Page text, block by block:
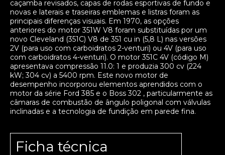
caçamba revisados, capas de rodas esportivas de fundo e
novas e laterais e traseiras emblemas e listras foram as
principais diferenças visuais. Em 1970, as opções
anteriores do motor 351W V8 foram substituídas por um
novo Cleveland (351C) V8 de 351 cu in (5,8 L) nas versões
2V (para uso com carboidratos 2-venturi) ou 4V (para uso
com carboidratos 4-venturi). O motor 351C 4V (código M)
apresentava compressão 11.0: 1 e produzia 300 cv (224
kW; 304 cv) a 5400 rpm. Este novo motor de
desempenho incorporou elementos aprendidos com o
motor da série Ford 385 e o Boss 302 , particularmente as
câmaras de combustão de ângulo poligonal com válvulas
inclinadas e a tecnologia de fundição em parede fina.
Ficha técnica